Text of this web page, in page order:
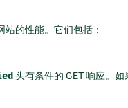
站的性能。它们包括：
头有条件的 GET 响应。如